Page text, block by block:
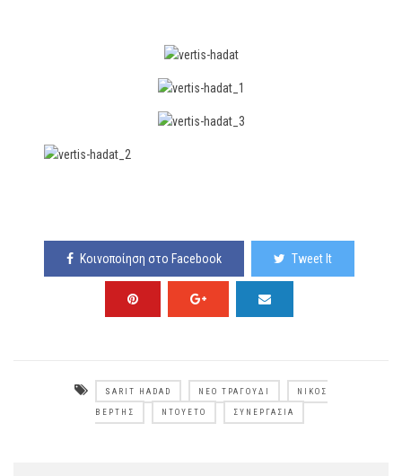
Κοινοποίηση στο Facebook Tweet It
SARIT HADAD ΝΈΟ ΤΡΑΓΟΎΔΙ ΝΊΚΟΣ
ΒΈΡΤΗΣ ΝΤΟΥΈΤΟ ΣΥΝΕΡΓΑΣΊΑ